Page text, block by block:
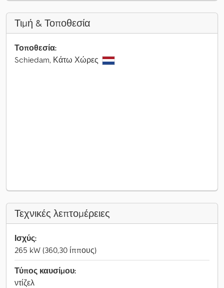
Τιμή & Τοποθεσία
Τοποθεσία:
Schiedam, Κάτω Χώρες
Τεχνικές λεπτομέρειες
Ισχύς:
265 kW (360,30 ίππους)
Τύπος καυσίμου:
ντίζελ